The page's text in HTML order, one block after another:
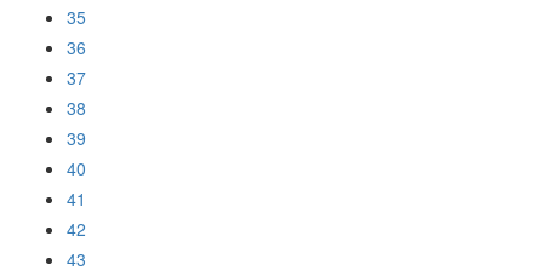
35
36
37
38
39
40
41
42
43